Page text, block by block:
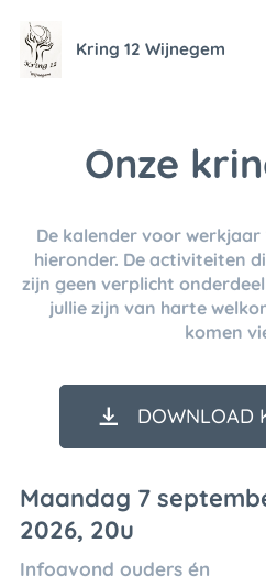
Kring 12 Wijnegem
Onze
De kalender voor werkjaar
hieronder. De activiteiten
zijn geen verplicht
jullie zijn van harte
komen
DOWNLOAD
Maandag 7
2026, 20u
Infoavond ouders én